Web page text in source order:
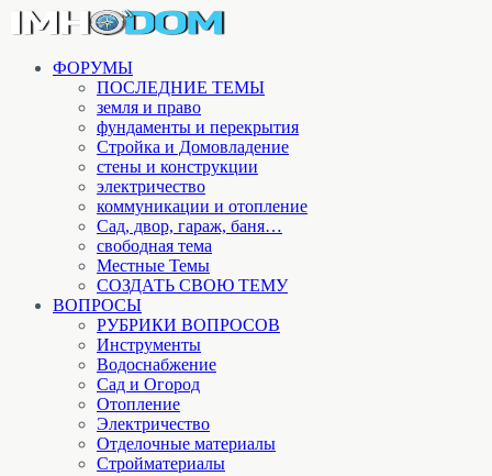
ФОРУМЫ
ПОСЛЕДНИЕ ТЕМЫ
земля и право
фундаменты и перекрытия
Стройка и Домовладение
стены и конструкции
электричество
коммуникации и отопление
Cад, двор, гараж, баня…
свободная тема
Местные Темы
СОЗДАТЬ СВОЮ ТЕМУ
ВОПРОСЫ
РУБРИКИ ВОПРОСОВ
Инструменты
Водоснабжение
Сад и Огород
Отопление
Электричество
Отделочные материалы
Стройматериалы